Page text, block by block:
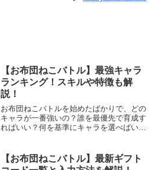
【お布団ねこバトル】最強キャラ
ランキング！スキルや特徴も解
説！
お布団ねこバトルを始めたばかりで、どの
キャラが一番強いの？誰を最優先で育成す
ればいい？何を基準にキャラを選べばいい
各キャラの評価を解説します。最初のキャ
ラ選びで迷っ...
【お布団ねこバトル】最新ギフト